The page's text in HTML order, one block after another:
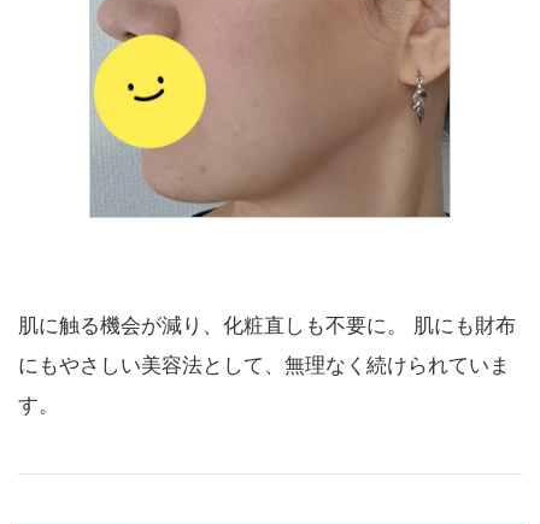
肌に触る機会が減り、化粧直しも不要に。 肌にも財布
にもやさしい美容法として、無理なく続けられていま
す。